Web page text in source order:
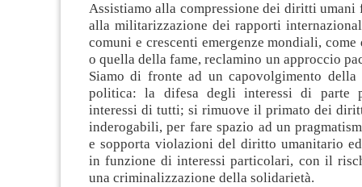
Assistiamo alla compressione dei diritti umani
alla militarizzazione dei rapporti
comuni e crescenti emergenze mondiali,
o quella della fame, reclamino un approccio
Siamo di fronte ad un capovolgimento della
politica: la difesa degli interessi di parte
interessi di tutti; si rimuove il primato dei
inderogabili, per fare spazio ad un
e sopporta violazioni del diritto umanitario
in funzione di interessi particolari, con il
una criminalizzazione della solidarietà.